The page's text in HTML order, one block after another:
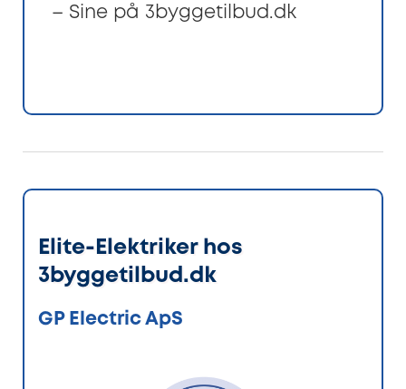
– Sine på 3byggetilbud.dk
Elite-Elektriker hos
3byggetilbud.dk
GP Electric ApS